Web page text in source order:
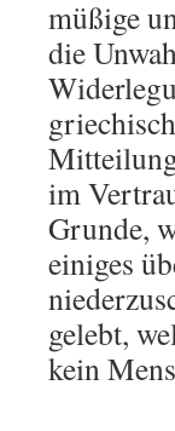
müßige
die
im
Grunde,
einiges
gelebt,
kein